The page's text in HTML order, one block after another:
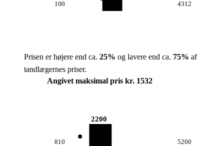
100 4312
Prisen er højere end ca. 25% og lavere end ca. 75% af
tandlægernes priser.
Angivet maksimal pris kr. 1532
810
2200
5200